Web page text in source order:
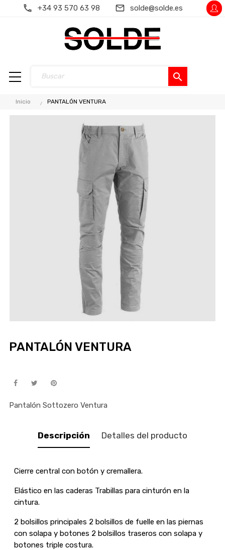
+34 93 570 63 98 solde@solde.es
search
Inicio PANTALÓN VENTURA
PANTALÓN VENTURA
Pantalón Sottozero Ventura
Descripción Detalles del producto
Cierre central con botón y cremallera.
Elástico en las caderas Trabillas para cinturón en la
cintura.
2 bolsillos principales 2 bolsillos de fuelle en las piernas
con solapa y botones 2 bolsillos traseros con solapa y
botones triple costura.